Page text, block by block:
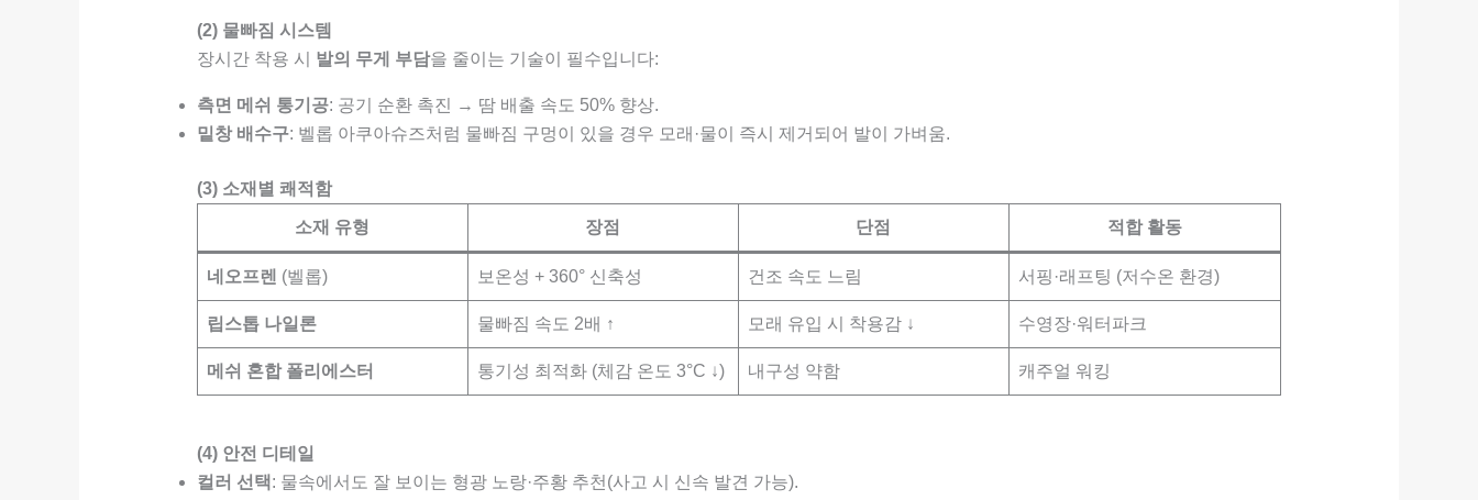
(2) 물빠짐 시스템
장시간 착용 시 발의 무게 부담을 줄이는 기술이 필수입니다:
측면 메쉬 통기공: 공기 순환 촉진 → 땀 배출 속도 50% 향상.
밑창 배수구: 벨롭 아쿠아슈즈처럼 물빠짐 구멍이 있을 경우 모래·물이 즉시 제거되어 발이 가벼움.
(3) 소재별 쾌적함
소재 유형 장점 단점 적합 활동
네오프렌 (벨롭) 보온성 + 360° 신축성 건조 속도 느림 서핑·래프팅 (저수온 환경)
립스톱 나일론 물빠짐 속도 2배 ↑ 모래 유입 시 착용감 ↓ 수영장·워터파크
메쉬 혼합 폴리에스터 통기성 최적화 (체감 온도 3°C ↓) 내구성 약함 캐주얼 워킹
(4) 안전 디테일
컬러 선택 : 물속에서도 잘 보이는 형광 노랑·주황 추천(사고 시 신속 발견 가능).